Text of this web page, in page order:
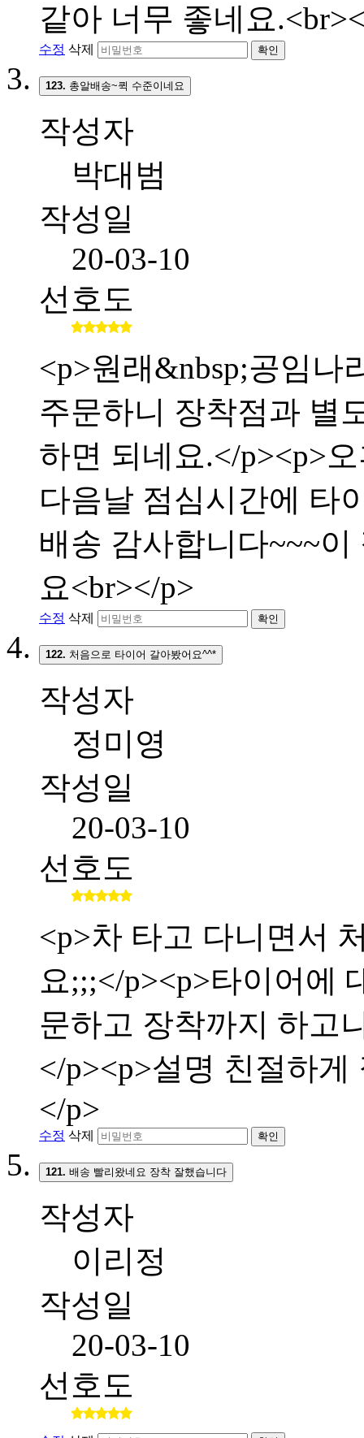
같아 너무 좋네요
수정 삭제 확인
123. 총알배송~퀵 수준이네요
작성자
박대범
작성일
20-03-10
선호도
<p>원래&nbsp;공임나
주문하니 장착점과 별
하면 되네요.</p><p>
다음날 점심시간에 타
배송 감사합니다~~~
요<br></p>
수정 삭제 확인
122. 처음으로 타이어 갈아봤어요^^*
작성자
정미영
작성일
20-03-10
선호도
<p>차 타고 다니면서
요;;;</p><p>타이어에
문하고 장착까지 하고
</p><p>설명 친절하
</p>
수정 삭제 확인
121. 배송 빨리왔네요 장착 잘했습니다
작성자
이리정
작성일
20-03-10
선호도